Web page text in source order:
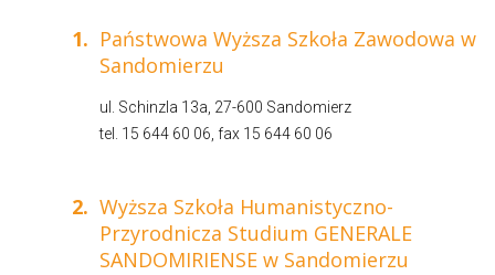
1. Państwowa Wyższa Szkoła Zawodowa w
Sandomierzu
ul. Schinzla 13a, 27-600 Sandomierz
tel. 15 644 60 06, fax 15 644 60 06
2. Wyższa Szkoła Humanistyczno-
Przyrodnicza Studium GENERALE
SANDOMIRIENSE w Sandomierzu